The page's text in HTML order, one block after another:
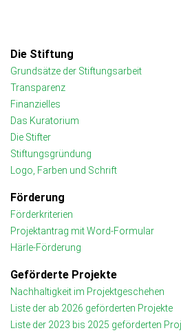
Die Stiftung
Grundsätze der Stiftungsarbeit
Transparenz
Finanzielles
Das Kuratorium
Die Stifter
Stiftungsgründung
Logo, Farben und Schrift
Förderung
Förderkriterien
Projektantrag mit Word-Formular
Härle-Förderung
Geförderte Projekte
Nachhaltigkeit im Projektgeschehen
Liste der ab 2026 geförderten Projekte
Liste der 2023 bis 2025 geförderten